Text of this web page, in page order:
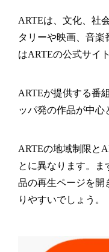
ARTEは、文化、社
タリーや映画、音
はARTEの公式サイ
ARTEが提供する番
ッパ発の作品が中心
ARTEの地域制限と
とに異なります。
品の再生ページを開
りやすいでしょう。